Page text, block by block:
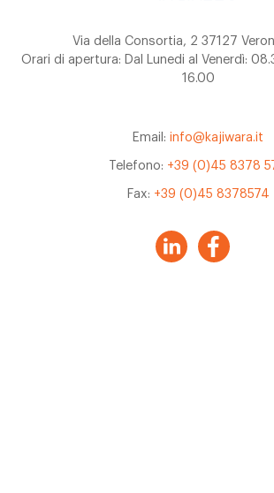
Via della Consortia, 2 37127
Orari di apertura: Dal Lunedi al Venerdì:
16.00
Email: info@kajiwara.it
Telefono: +39 (0)45 8378
Fax: +39 (0)45 8378574